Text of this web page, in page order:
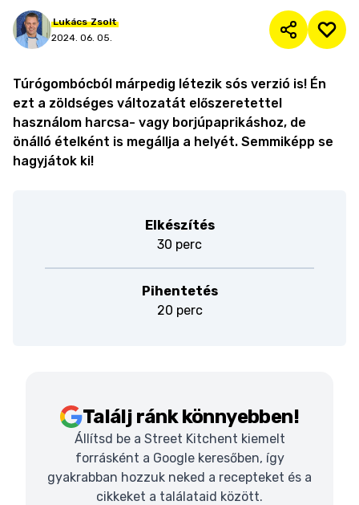
Lukács Zsolt
2024. 06. 05.
Túrógombócból márpedig létezik sós verzió is! Én
ezt a zöldséges változatát előszeretettel
használom harcsa- vagy borjúpaprikáshoz, de
önálló ételként is megállja a helyét. Semmiképp se
hagyjátok ki!
Elkészítés
30 perc
Pihentetés
20 perc
Találj ránk könnyebben!
Állítsd be a Street Kitchent kiemelt
forrásként a Google keresőben, így
gyakrabban hozzuk neked a recepteket és a
cikkeket a találataid között.